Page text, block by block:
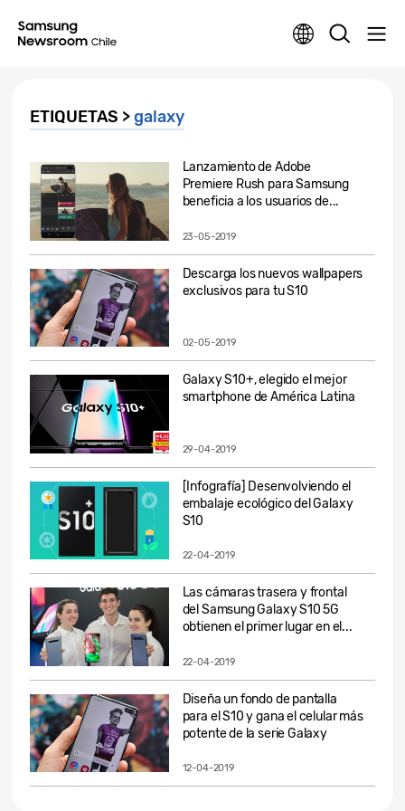
ETIQUETAS >galaxy
Lanzamiento de Adobe
Premiere Rush para Samsung
beneficia a los usuarios de...
23-05-2019
Descarga los nuevos wallpapers
exclusivos para tu S10
02-05-2019
Galaxy S10+, elegido el mejor
smartphone de América Latina
29-04-2019
[Infografía] Desenvolviendo el
embalaje ecológico del Galaxy
S10
22-04-2019
Las cámaras trasera y frontal
del Samsung Galaxy S10 5G
obtienen el primer lugar en el...
22-04-2019
Diseña un fondo de pantalla
para el S10 y gana el celular más
potente de la serie Galaxy
12-04-2019